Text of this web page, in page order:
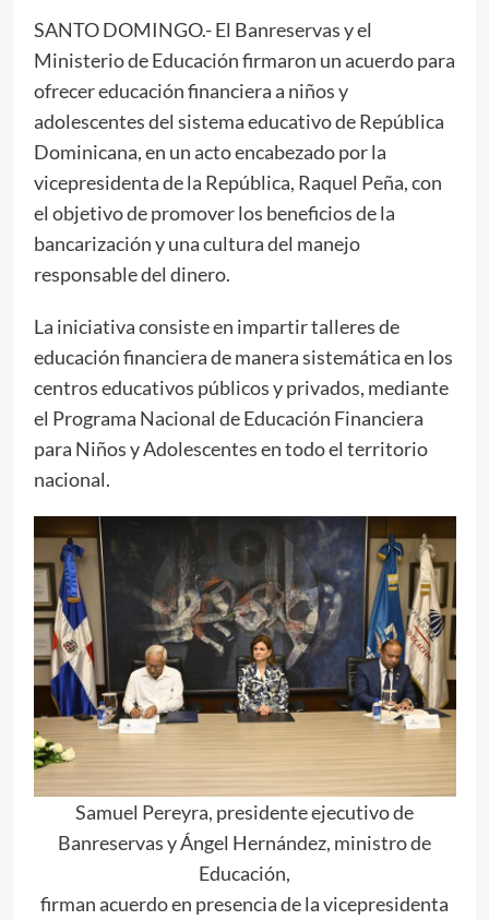
SANTO DOMINGO.- El Banreservas y el
Ministerio de Educación firmaron un acuerdo para
ofrecer educación financiera a niños y
adolescentes del sistema educativo de República
Dominicana, en un acto encabezado por la
vicepresidenta de la República, Raquel Peña, con
el objetivo de promover los beneficios de la
bancarización y una cultura del manejo
responsable del dinero.
La iniciativa consiste en impartir talleres de
educación financiera de manera sistemática en los
centros educativos públicos y privados, mediante
el Programa Nacional de Educación Financiera
para Niños y Adolescentes en todo el territorio
nacional.
Samuel Pereyra, presidente ejecutivo de
Banreservas y Ángel Hernández, ministro de
Educación,
firman acuerdo en presencia de la vicepresidenta